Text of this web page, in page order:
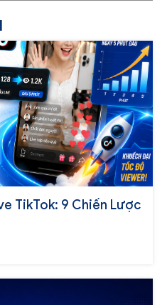
TikTok: 9 Chiến Lược